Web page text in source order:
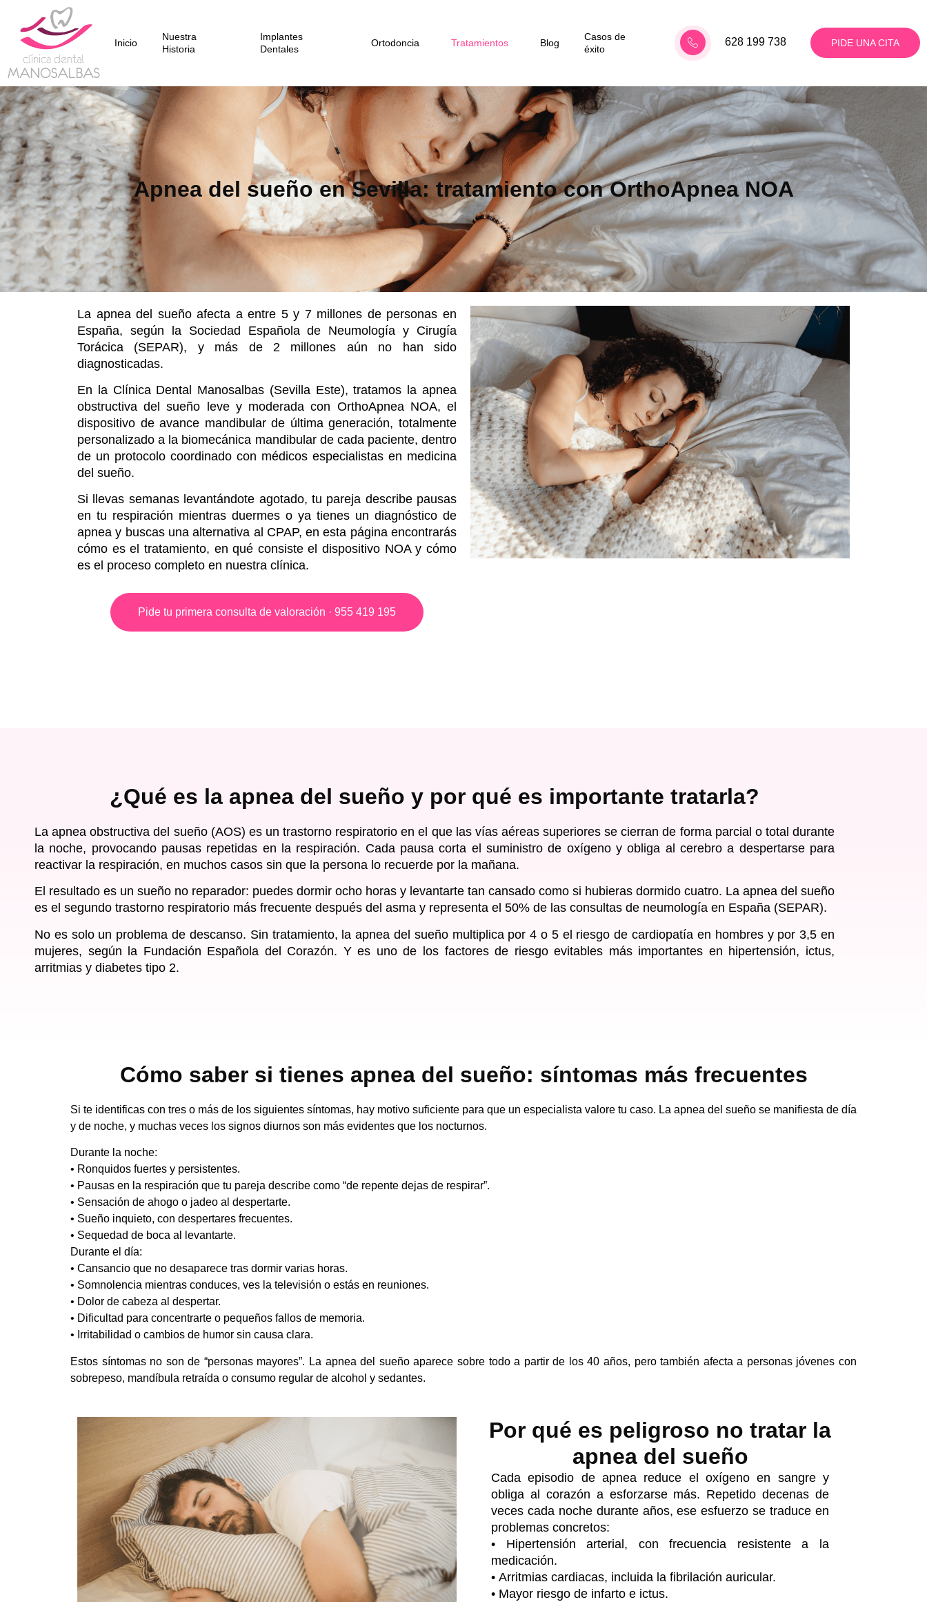
Inicio
Nuestra
Historia
Implantes
Dentales
Ortodoncia Tratamientos Blog
Casos de
éxito
628 199 738 PIDE UNA CITA
Apnea del sueño en Sevilla: tratamiento con OrthoApnea NOA
La apnea del sueño afecta a entre 5 y 7 millones de personas en
España, según la Sociedad Española de Neumología y Cirugía
Torácica (SEPAR), y más de 2 millones aún no han sido
diagnosticadas.
En la Clínica Dental Manosalbas (Sevilla Este), tratamos la apnea
obstructiva del sueño leve y moderada con OrthoApnea NOA, el
dispositivo de avance mandibular de última generación, totalmente
personalizado a la biomecánica mandibular de cada paciente, dentro
de un protocolo coordinado con médicos especialistas en medicina
del sueño.
Si llevas semanas levantándote agotado, tu pareja describe pausas
en tu respiración mientras duermes o ya tienes un diagnóstico de
apnea y buscas una alternativa al CPAP, en esta página encontrarás
cómo es el tratamiento, en qué consiste el dispositivo NOA y cómo
es el proceso completo en nuestra clínica.
Pide tu primera consulta de valoración · 955 419 195
¿Qué es la apnea del sueño y por qué es importante tratarla?
La apnea obstructiva del sueño(AOS) es un trastorno respiratorio en el que las vías aéreas superiores se cierran de forma parcial o total durante
la noche, provocando pausas repetidas en la respiración. Cada pausa corta el suministro de oxígeno y obliga al cerebro a despertarse para
reactivar la respiración, en muchos casos sin que la persona lo recuerde por la mañana.
El resultado es un sueño no reparador: puedes dormir ocho horas y levantarte tan cansado como si hubieras dormido cuatro. La apnea del sueño
es el segundo trastorno respiratorio más frecuente después del asma y representa el 50% de las consultas de neumología en España (SEPAR).
No es solo un problema de descanso. Sin tratamiento, la apnea del sueño multiplica por 4 o 5 el riesgo de cardiopatía en hombres y por 3,5 en
mujeres, según la Fundación Española del Corazón. Y es uno de los factores de riesgo evitables más importantes en hipertensión, ictus,
arritmias y diabetes tipo 2.
Cómo saber si tienes apnea del sueño: síntomas más frecuentes
Si te identificas con tres o más de los siguientes síntomas, hay motivo suficiente para que un especialista valore tu caso. La apnea del sueño se manifiesta de día
y de noche, y muchas veces los signos diurnos son más evidentes que los nocturnos.
Durante la noche:
• Ronquidos fuertes y persistentes.
• Pausas en la respiración que tu pareja describe como “de repente dejas de respirar”.
• Sensación de ahogo o jadeo al despertarte.
• Sueño inquieto, con despertares frecuentes.
• Sequedad de boca al levantarte.
Durante el día:
• Cansancio que no desaparece tras dormir varias horas.
• Somnolencia mientras conduces, ves la televisión o estás en reuniones.
• Dolor de cabeza al despertar.
• Dificultad para concentrarte o pequeños fallos de memoria.
• Irritabilidad o cambios de humor sin causa clara.
Estos síntomas no son de “personas mayores”. La apnea del sueño aparece sobre todo a partir de los 40 años, pero también afecta a personas jóvenes con
sobrepeso, mandíbula retraída o consumo regular de alcohol y sedantes.
Por qué es peligroso no tratar la
apnea del sueño
Cada episodio de apnea reduce el oxígeno en sangre y
obliga al corazón a esforzarse más. Repetido decenas de
veces cada noche durante años, ese esfuerzo se traduce en
problemas concretos:
• Hipertensión arterial, con frecuencia resistente a la
medicación.
• Arritmias cardiacas, incluida la fibrilación auricular.
• Mayor riesgo de infarto e ictus.